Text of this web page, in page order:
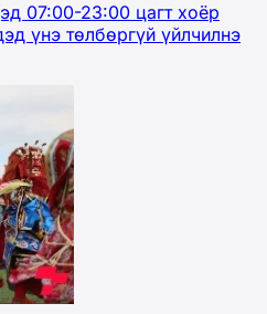
07:00-23:00 цагт хоёр
үнэ төлбөргүй үйлчилнэ